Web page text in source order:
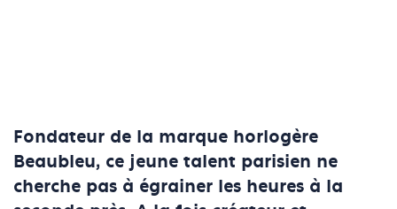
Fondateur de la marque horlogère
Beaubleu, ce jeune talent parisien ne
cherche pas à égrainer les heures à la